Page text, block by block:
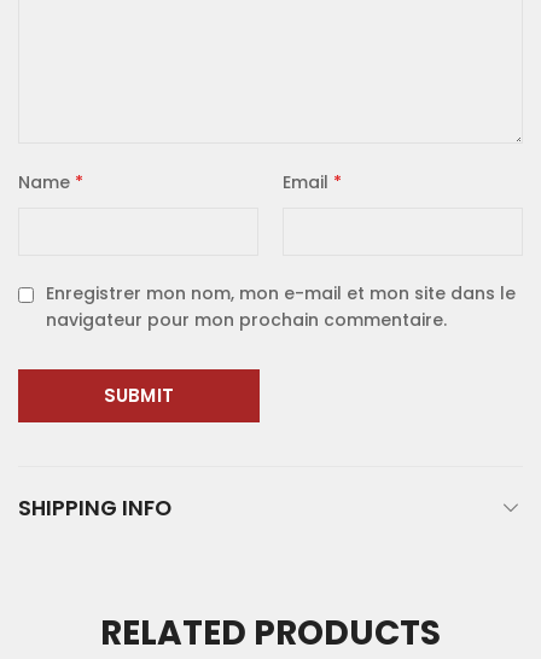
Name * Email *
Enregistrer mon nom, mon e-mail et mon site dans le
navigateur pour mon prochain commentaire.
SHIPPING INFO
RELATED PRODUCTS